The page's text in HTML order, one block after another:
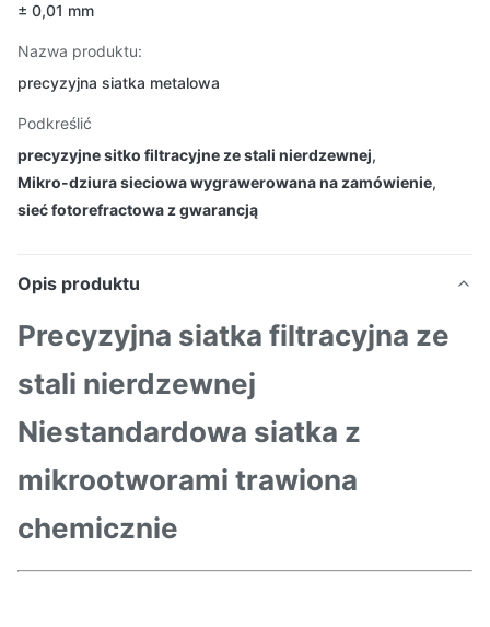
± 0,01 mm
Nazwa produktu:
precyzyjna siatka metalowa
Podkreślić
precyzyjne sitko filtracyjne ze stali nierdzewnej,
Mikro-dziura sieciowa wygrawerowana na zamówienie,
sieć fotorefractowa z gwarancją
Opis produktu
Precyzyjna siatka filtracyjna ze
stali nierdzewnej
Niestandardowa siatka z
mikrootworami trawiona
chemicznie